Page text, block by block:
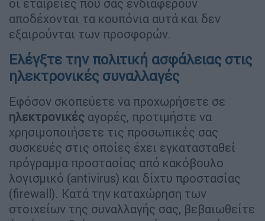
οι εταιρείες που σας ενδιαφέρουν
αποδέχονται τα κουπόνια αυτά και δεν
εξαιρούνται των προσφορών.
Ελέγξτε την πολιτική ασφάλειας στις
ηλεκτρονικές συναλλαγές
Εφόσον σκοπεύετε να προχωρήσετε σε
ηλεκτρονικές αγορές, προτιμήστε να
χρησιμοποιήσετε τις προσωπικές σας
συσκευές στις οποίες έχει εγκατασταθεί
πρόγραμμα προστασίας από κακόβουλο
λογισμικό (antivirus) και δίχτυ προστασίας
(firewall). Κατά την καταχώρηση των
στοιχείων της συναλλαγής σας, βεβαιωθείτε